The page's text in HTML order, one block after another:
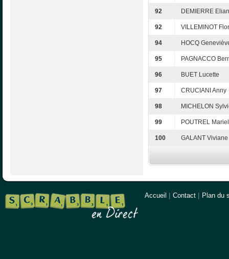
92 DEMIERRE
92 VILLEMINOT
94 HOCQ
95 PAGNACCO
96 BUET Lucette
97 CRUCIANI Anny
98 MICHELON
99 POUTREL
100 GALANT Viviane
Accueil Contact Plan du